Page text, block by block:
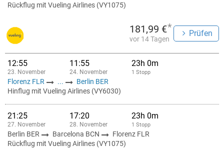
Rückflug mit Vueling Airlines (VY1075)
181,99 €*
vor 14 Tagen
Prüfen
12:55
23. November
11:55
24. November
23h 0m
1 Stopp
Florenz FLR ...
Berlin BER
Hinflug mit Vueling Airlines (VY6030)
21:25
27. November
17:20
28. November
23h 0m
1 Stopp
Berlin BER Barcelona BCN
Florenz FLR
Rückflug mit Vueling Airlines (VY1075)